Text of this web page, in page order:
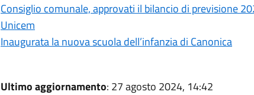
Consiglio comunale, approvati il bilancio di previsione
Unicem
Inaugurata la nuova scuola dell’infanzia di Canonica
Ultimo aggiornamento: 27 agosto 2024, 14:42